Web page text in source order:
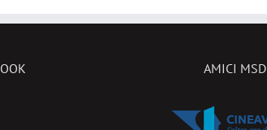
AMICI MSD